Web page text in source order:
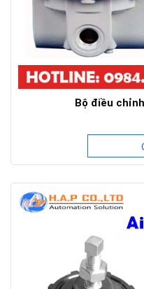
Bộ điều